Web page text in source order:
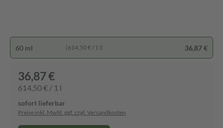
60 ml (614,50 € / 1 l) 36,87 €
36,87 €
614,50 € / 1 l
sofort lieferbar
Preise inkl. MwSt. ggf. zzgl. Versandkosten